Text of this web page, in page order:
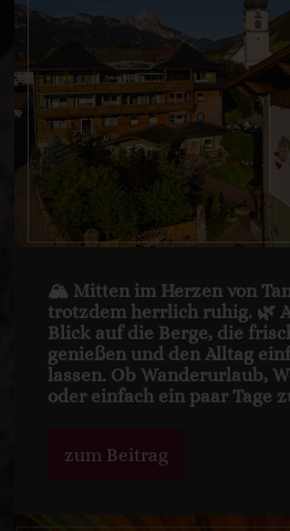
🏔️ Mitten im Herzen von
trotzdem herrlich ruhig. 🌿
Blick auf die Berge, die
genießen und den Alltag
lassen. Ob Wanderurlaub,
oder einfach ein paar Tage
zum Beitrag